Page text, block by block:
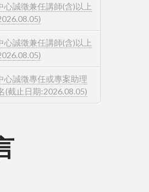
心誠徵兼任講師(含)以上
心誠徵兼任講師(含)以上
心誠徵專任或專案助理
(截止日期:2026.08.05)